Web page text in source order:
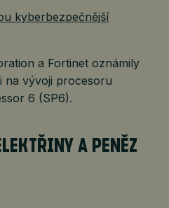
a Fortinet oznámily
na vývoji procesoru
6 (SP6).
A PENĚZ